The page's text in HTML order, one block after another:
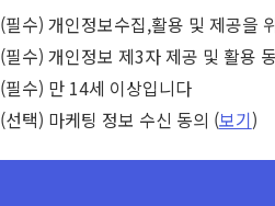
(필수) 개인정보수집,활용 및 제공을
(필수) 개인정보 제3자 제공 및 활용
(필수) 만 14세 이상입니다
(선택) 마케팅 정보 수신 동의 (보기)